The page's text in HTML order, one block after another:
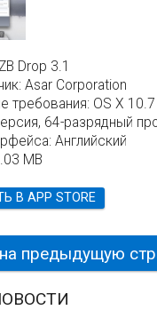
Drop 3.1
Asar Corporation
требования: OS X
64-разрядный
Английский
MB
В APP STORE
предыдущую